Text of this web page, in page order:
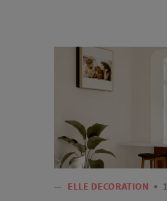
— ELLE DECORATION